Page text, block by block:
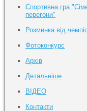
Спортивна гра
перегони"
Розминка від
Фотоконкурс
Архів
Детальніше
ВІДЕО
Контакти